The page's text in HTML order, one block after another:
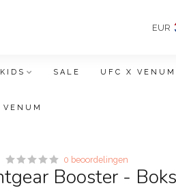
EUR
KIDS SALE UFC X VENUM
VENUM
0 beoordelingen
Booster -